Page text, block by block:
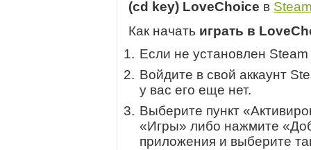
(cd key) LoveChoice в
Как начать играть в
Если не установлен
Войдите в свой аккаунт
у вас его еще нет.
Выберите пункт
«Игры» либо нажмите
приложения и выберите